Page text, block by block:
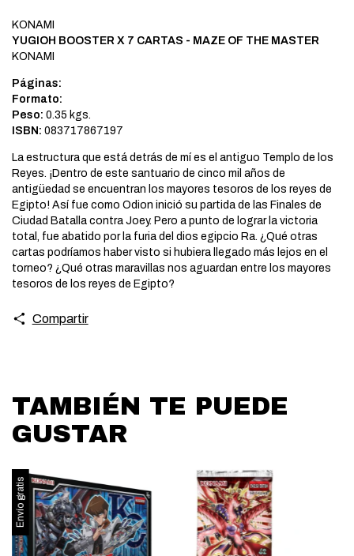
KONAMI
YUGIOH BOOSTER X 7 CARTAS - MAZE OF THE MASTER
KONAMI
Páginas:
Formato:
Peso: 0.35 kgs.
ISBN: 083717867197
La estructura que está detrás de mí es el antiguo Templo de los
Reyes. ¡Dentro de este santuario de cinco mil años de
antigüedad se encuentran los mayores tesoros de los reyes de
Egipto! Así fue como Odion inició su partida de las Finales de
Ciudad Batalla contra Joey. Pero a punto de lograr la victoria
total, fue abatido por la furia del dios egipcio Ra. ¿Qué otras
cartas podríamos haber visto si hubiera llegado más lejos en el
torneo? ¿Qué otras maravillas nos aguardan entre los mayores
tesoros de los reyes de Egipto?
Compartir
TAMBIÉN TE PUEDE
GUSTAR
Envío gratis